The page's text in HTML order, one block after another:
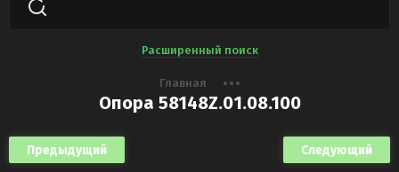
Расширенный поиск
Главная
Опора 58148Z.01.08.100
Предыдущий Следующий